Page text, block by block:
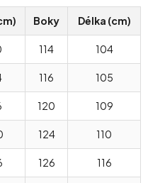
Boky Délka (cm)
114 104
116 105
120 109
124 110
126 116